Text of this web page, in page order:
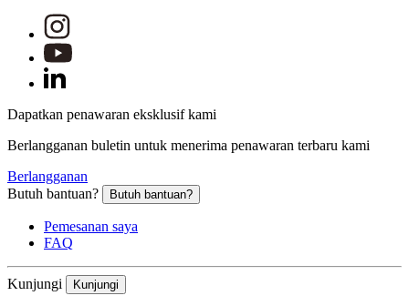
Dapatkan penawaran eksklusif kami
Berlangganan buletin untuk menerima penawaran terbaru kami
Berlangganan
Butuh bantuan?
Butuh bantuan?
Pemesanan saya
FAQ
Kunjungi Kunjungi